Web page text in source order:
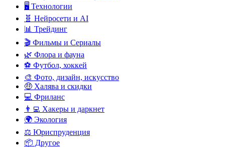
🖥️ Технологии
🧬 Нейросети и AI
📊 Трейдинг
🎬 Фильмы и Сериалы
🌿 Флора и фауна
⚽ Футбол, хоккей
🎨 Фото, дизайн, искусство
🤑 Халява и скидки
💻 Фриланс
👨‍💻 Хакеры и даркнет
🌍 Экология
⚖️ Юриспруденция
📦 Другое